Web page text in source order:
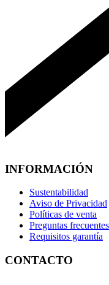
INFORMACIÓN
Sustentabilidad
Aviso de Privacidad
Políticas de venta
Preguntas frecuentes
Requisitos garantía
CONTACTO